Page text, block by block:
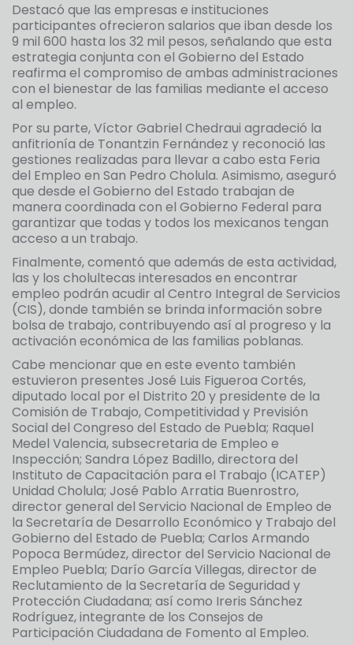
Destacó que las empresas e instituciones
participantes ofrecieron salarios que iban desde los
9 mil 600 hasta los 32 mil pesos, señalando que esta
estrategia conjunta con el Gobierno del Estado
reafirma el compromiso de ambas administraciones
con el bienestar de las familias mediante el acceso
al empleo.
Por su parte, Víctor Gabriel Chedraui agradeció la
anfitrionía de Tonantzin Fernández y reconoció las
gestiones realizadas para llevar a cabo esta Feria
del Empleo en San Pedro Cholula. Asimismo, aseguró
que desde el Gobierno del Estado trabajan de
manera coordinada con el Gobierno Federal para
garantizar que todas y todos los mexicanos tengan
acceso a un trabajo.
Finalmente, comentó que además de esta actividad,
las y los cholultecas interesados en encontrar
empleo podrán acudir al Centro Integral de Servicios
(CIS), donde también se brinda información sobre
bolsa de trabajo, contribuyendo así al progreso y la
activación económica de las familias poblanas.
Cabe mencionar que en este evento también
estuvieron presentes José Luis Figueroa Cortés,
diputado local por el Distrito 20 y presidente de la
Comisión de Trabajo, Competitividad y Previsión
Social del Congreso del Estado de Puebla; Raquel
Medel Valencia, subsecretaria de Empleo e
Inspección; Sandra López Badillo, directora del
Instituto de Capacitación para el Trabajo (ICATEP)
Unidad Cholula; José Pablo Arratia Buenrostro,
director general del Servicio Nacional de Empleo de
la Secretaría de Desarrollo Económico y Trabajo del
Gobierno del Estado de Puebla; Carlos Armando
Popoca Bermúdez, director del Servicio Nacional de
Empleo Puebla; Darío García Villegas, director de
Reclutamiento de la Secretaría de Seguridad y
Protección Ciudadana; así como Ireris Sánchez
Rodríguez, integrante de los Consejos de
Participación Ciudadana de Fomento al Empleo.